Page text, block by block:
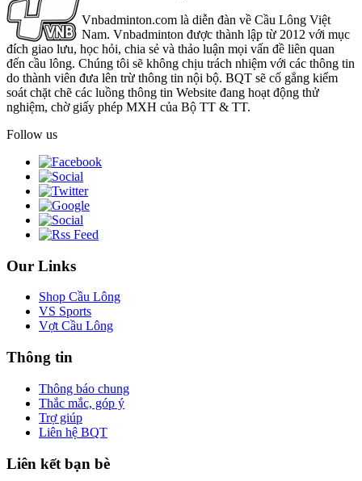
Vnbadminton.com là diễn đàn về Cầu Lông Việt
Nam. Vnbadminton được thành lập từ 2012 với mục
đích giao lưu, học hỏi, chia sẻ và thảo luận mọi vấn đề liên quan
đến cầu lông. Chúng tôi sẽ không chịu trách nhiệm với các thông tin
do thành viên đưa lên trừ thông tin nội bộ. BQT sẽ cố gắng kiểm
soát chặt chẽ các luồng thông tin Website đang hoạt động thử
nghiệm, chờ giấy phép MXH của Bộ TT & TT.
Follow us
Our Links
Shop Cầu Lông
VS Sports
Vợt Cầu Lông
Thông tin
Thông báo chung
Thắc mắc, góp ý
Trợ giúp
Liên hệ BQT
Liên kết bạn bè